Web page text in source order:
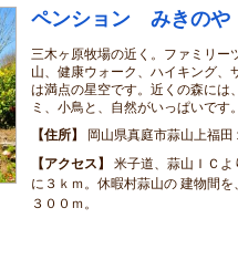
ペンション みきのや
三木ヶ原牧場の近く。ファミリー
山、健康ウォーク、ハイキング、
は満点の星空です。近くの森には
ミ、小鳥と、自然がいっぱいです。
住所
岡山県真庭市蒜山上福田
アクセス
米子道、蒜山ＩＣ
に３ｋｍ。休暇村蒜山の 建物間
３００ｍ。